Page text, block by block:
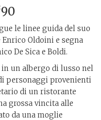
le linee guida del suo
Enrico Oldoini e segna
De Sica e Boldi.
un albergo di lusso nel
personaggi provenienti
di un ristorante
grossa vincita alle
da una moglie